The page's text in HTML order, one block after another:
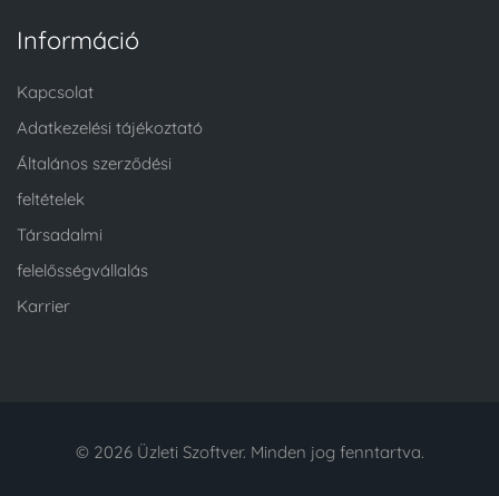
Információ
Kapcsolat
Adatkezelési tájékoztató
Általános szerződési
feltételek
Társadalmi
felelősségvállalás
Karrier
© 2026 Üzleti Szoftver. Minden jog fenntartva.